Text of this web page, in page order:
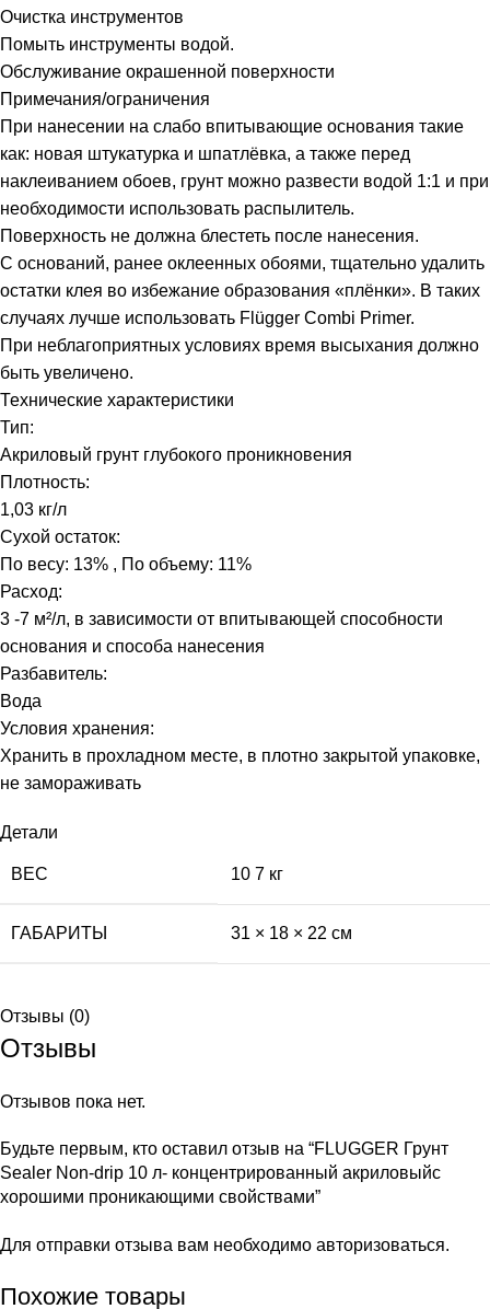
Очистка инструментов
Помыть инструменты водой.
Обслуживание окрашенной поверхности
Примечания/ограничения
При нанесении на слабо впитывающие основания такие
как: новая штукатурка и шпатлёвка, а также перед
наклеиванием обоев, грунт можно развести водой 1:1 и при
необходимости использовать распылитель.
Поверхность не должна блестеть после нанесения.
С оснований, ранее оклеенных обоями, тщательно удалить
остатки клея во избежание образования «плёнки». В таких
случаях лучше использовать Flügger Combi Primer.
При неблагоприятных условиях время высыхания должно
быть увеличено.
Технические характеристики
Тип:
Акриловый грунт глубокого проникновения
Плотность:
1,03 кг/л
Сухой остаток:
По весу: 13% , По объему: 11%
Расход:
3 -7 м²/л, в зависимости от впитывающей способности
основания и способа нанесения
Разбавитель:
Вода
Условия хранения:
Хранить в прохладном месте, в плотно закрытой упаковке,
не замораживать
Детали
ВЕС 10 7 кг
ГАБАРИТЫ 31 × 18 × 22 см
Отзывы (0)
Отзывы
Отзывов пока нет.
Будьте первым, кто оставил отзыв на “FLUGGER Грунт
Sealer Non-drip 10 л- концентрированный акриловыйс
хорошими проникающими свойствами”
Для отправки отзыва вам необходимо авторизоваться.
Похожие товары